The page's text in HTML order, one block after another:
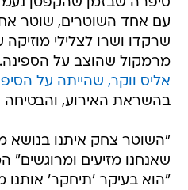
סיפרה שבזמן שהקפטן
עם אחד השוטרים, שוטר
שרקדו ושרו לצלילי
מרמקול שהוצב על הספינה.
אליס ווקר, שהייתה על
בהשראת האירוע,
"השוטר צחק איתנו בנושא
שאנחנו מזיעים ומרוגשים"
"הוא בעיקר 'תיחקר' אותנו